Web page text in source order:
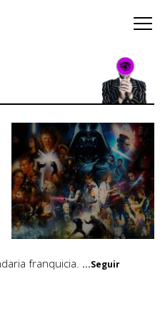
franquicia. ...Seguir